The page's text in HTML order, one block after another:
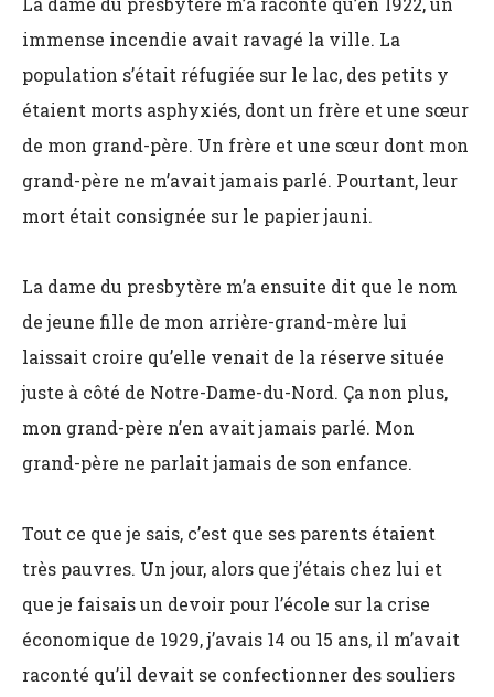
immense incendie avait ravagé la ville. La
population s’était réfugiée sur le lac, des petits y
étaient morts asphyxiés, dont un frère et une sœur
de mon grand-père. Un frère et une sœur dont mon
grand-père ne m’avait jamais parlé. Pourtant, leur
mort était consignée sur le papier jauni.
La dame du presbytère m’a ensuite dit que le nom
de jeune fille de mon arrière-grand-mère lui
laissait croire qu’elle venait de la réserve située
juste à côté de Notre-Dame-du-Nord. Ça non plus,
mon grand-père n’en avait jamais parlé. Mon
grand-père ne parlait jamais de son enfance.
Tout ce que je sais, c’est que ses parents étaient
très pauvres. Un jour, alors que j’étais chez lui et
que je faisais un devoir pour l’école sur la crise
économique de 1929, j’avais 14 ou 15 ans, il m’avait
raconté qu’il devait se confectionner des souliers